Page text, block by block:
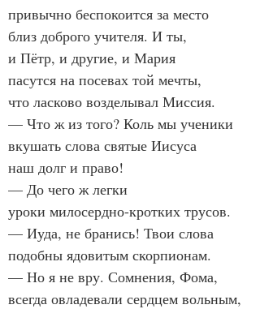
привычно беспокоится за место
близ доброго учителя. И ты,
и Пётр, и другие, и Мария
пасутся на посевах той мечты,
что ласково возделывал Миссия.
— Что ж из того? Коль мы ученики
вкушать слова святые Иисуса
наш долг и право!
— До чего ж легки
уроки милосердно-кротких трусов.
— Иуда, не бранись! Твои слова
подобны ядовитым скорпионам.
— Но я не вру. Сомнения, Фома,
всегда овладевали сердцем вольным,